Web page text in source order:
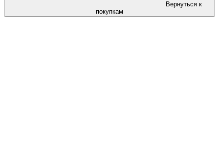
Вернуться к
покупкам